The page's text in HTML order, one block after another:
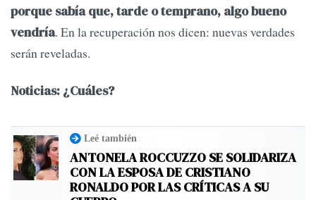
porque sabía que, tarde o temprano, algo bueno
vendría. En la recuperación nos dicen: nuevas verdades
serán reveladas.
Noticias: ¿Cuáles?
Leé también
ANTONELA ROCCUZZO SE SOLIDARIZA
CON LA ESPOSA DE CRISTIANO
RONALDO POR LAS CRÍTICAS A SU